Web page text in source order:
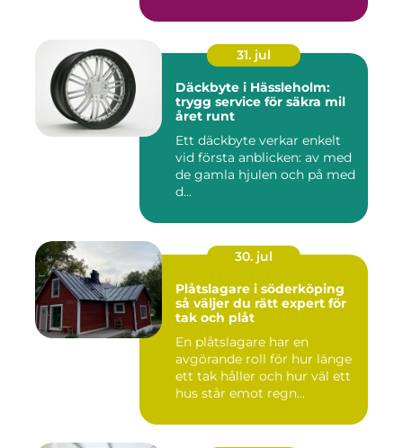
31. jul
Däckbyte i Hässleholm:
trygg service för säkra mil
året runt
Ett däckbyte verkar enkelt
vid första anblicken: av med
de gamla hjulen och på med
d...
30. jul
Plåtslagare i söderköping
så väljer du rätt expert för
tak och plåt
En plåtslagare har en
avgörande roll för hur länge
ett tak håller och hur väl ett
hus står emot regn...